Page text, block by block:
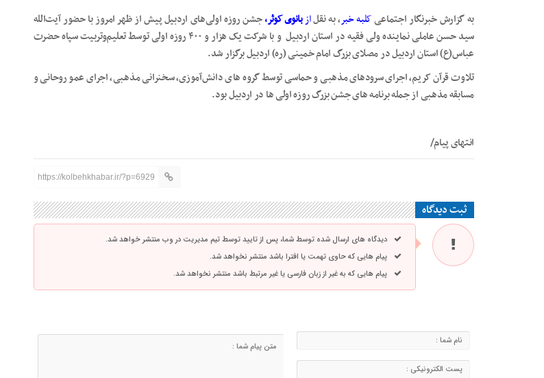
به گزارش خبرنگار اجتماعیکلبه خبر، به نقلازبانوی کوثر،جشن روزه اولی‌های اردبیل پیش از ظهر امروز با حضور آیت‌الله
سید حسن عاملی نماینده ولی فقیه در استان اردبیل و با شرکت یک هزار و ۴۰۰ روزه اولی توسط تعلیم‌و‌تربیت سپاه حضرت
عباس(ع) استان اردبیل در مصلای بزرگ امام خمینی (ره) اردبیل برگزار شد.
تلاوت قرآن کریم، اجرای سرودهای مذهبی و حماسی توسط گروه های دانش‌آموزی، سخنرانی مذهبی، اجرای عمو روحانی و
مسابقه مذهبی از جمله برنامه های جشن بزرگ روزه اولی ها در اردبیل بود.
انتهای پیام/
https://kolbehkhabar.ir/?p=6929
ثبت دیدگاه
دیدگاه های ارسال شده توسط شما، پس از تایید توسط تیم مدیریت در وب منتشر خواهد شد.
پیام هایی که حاوی تهمت یا افترا باشد منتشر نخواهد شد.
پیام هایی که به غیر از زبان فارسی یا غیر مرتبط باشد منتشر نخواهد شد.